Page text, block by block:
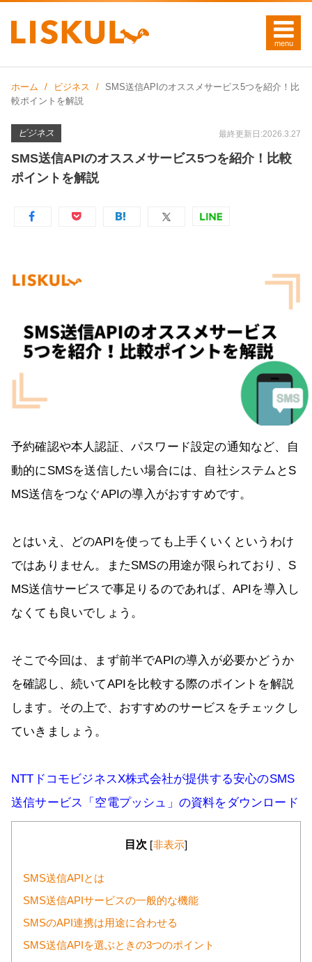
ホーム ビジネス
SMS送信APIのオススメサービス5つを紹介！比
較ポイントを解説
ビジネス 最終更新日:2026.3.27
SMS送信APIのオススメサービス5つを紹介！比較
ポイントを解説
予約確認や本人認証、パスワード設定の通知など、自
動的にSMSを送信したい場合には、自社システムとS
MS送信をつなぐAPIの導入がおすすめです。
とはいえ、どのAPIを使っても上手くいくというわけ
ではありません。またSMSの用途が限られており、S
MS送信サービスで事足りるのであれば、APIを導入し
なくても良いでしょう。
そこで今回は、まず前半でAPIの導入が必要かどうか
を確認し、続いてAPIを比較する際のポイントを解説
します。その上で、おすすめのサービスをチェックし
ていきましょう。
NTTドコモビジネスX株式会社が提供する安心のSMS
送信サービス「空電プッシュ」の資料をダウンロード
目次 [非表示]
SMS送信APIとは
SMS送信APIサービスの一般的な機能
SMSのAPI連携は用途に合わせる
SMS送信APIを選ぶときの3つのポイント